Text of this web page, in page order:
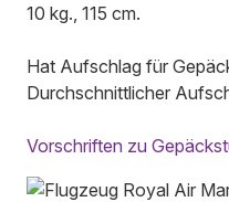
10 kg., 115 cm.
Hat Aufschlag für
Durchschnittlicher
Vorschriften zu